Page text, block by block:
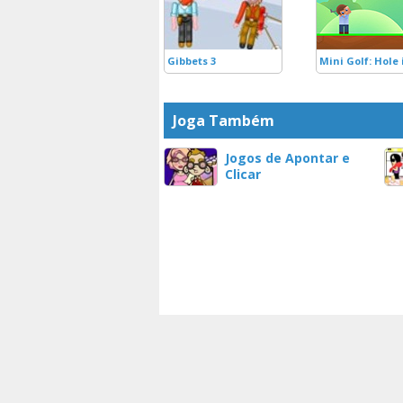
Gibbets 3 Mini Golf: Hole
Joga Também
Jogos de Apontar e
Clicar